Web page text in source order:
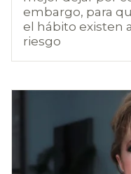
embargo, para
el hábito existen
riesgo